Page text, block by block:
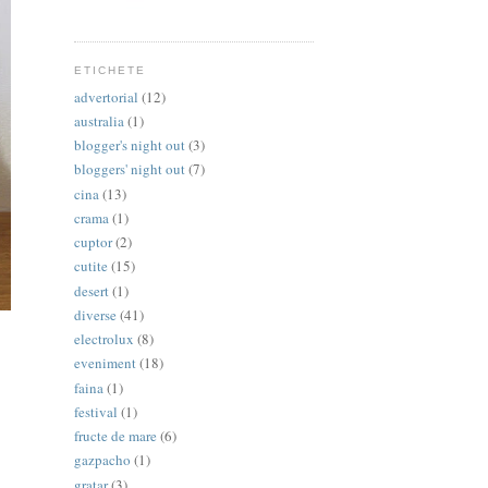
ETICHETE
advertorial (12)
australia(1)
blogger's night out(3)
bloggers' night out(7)
cina (13)
crama(1)
cuptor(2)
cutite (15)
desert (1)
diverse (41)
electrolux (8)
eveniment(18)
faina (1)
festival (1)
fructe de mare (6)
gazpacho (1)